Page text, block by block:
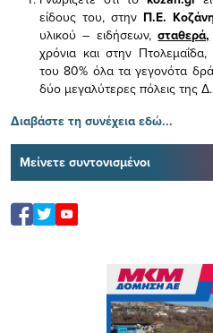
είδους του, στην Π.Ε.
υλικού – ειδήσεων,σταθερά,
χρόνια και στην
του 80% όλα τα γεγονότα
δύο μεγαλύτερες πόλεις της
Διαβάστε τη συνέχεια εδώ...
Μείνετε συντονισμένοι